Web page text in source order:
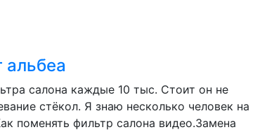
альбеа
салона каждые 10 тыс. Стоит он не
стёкол. Я знаю несколько человек на
поменять фильтр салона видео.Замена